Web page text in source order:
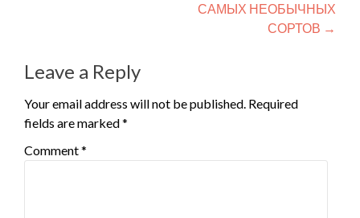
САМЫХ НЕОБЫЧНЫХ
СОРТОВ →
Leave a Reply
Your email address will not be published. Required
fields are marked*
Comment*